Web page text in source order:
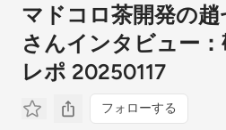
マドコロ茶開発の
さんインタビュー
レポ 20250117
フォローする